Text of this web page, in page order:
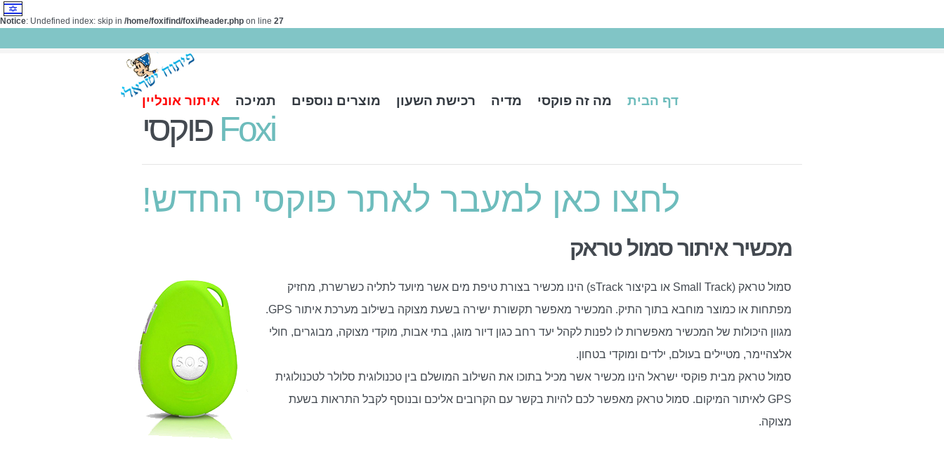
Notice: Undefined index: skip in /home/foxifind/foxi/header.php on line 27
איתור אונליין תמיכה מוצרים נוספים רכישת השעון מדיה מה זה פוקסי דף הבית
פוקסיFoxi
!לחצו כאן למעבר לאתר פוקסי החדש
מכשיר איתור סמול טראק
סמול טראק (Small Track או בקיצור sTrack) הינו מכשיר בצורת טיפת מים אשר מיועד לתליה כשרשרת, מחזיק
מפתחות או כמוצר מוחבא בתוך התיק. המכשיר מאפשר תקשורת ישירה בשעת מצוקה בשילוב מערכת איתור GPS.
מגוון היכולות של המכשיר מאפשרות לו לפנות לקהל יעד רחב כגון דיור מוגן, בתי אבות, מוקדי מצוקה, מבוגרים, חולי
אלצהיימר, מטיילים בעולם, ילדים ומוקדי בטחון.
סמול טראק מבית פוקסי ישראל הינו מכשיר אשר מכיל בתוכו את השילוב המושלם בין טכנולוגית סלולר לטכנולוגית
GPS לאיתור המיקום. סמול טראק מאפשר לכם להיות בקשר עם הקרובים אליכם ובנוסף לקבל התראות בשעת
מצוקה.